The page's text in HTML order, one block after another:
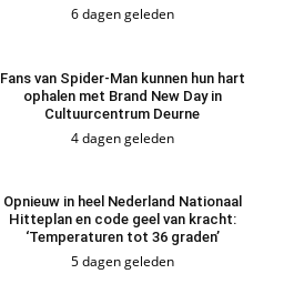
6 dagen geleden
Fans van Spider-Man kunnen hun hart
ophalen met Brand New Day in
Cultuurcentrum Deurne
4 dagen geleden
Opnieuw in heel Nederland Nationaal
Hitteplan en code geel van kracht:
‘Temperaturen tot 36 graden’
5 dagen geleden